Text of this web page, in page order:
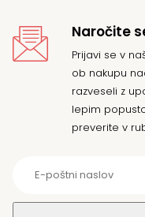
Naročite
Prijavi se v
ob nakupu
razveseli z
lepim
preverite v